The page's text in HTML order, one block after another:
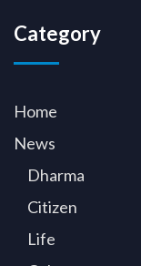
Category
Home
News
Dharma
Citizen
Life